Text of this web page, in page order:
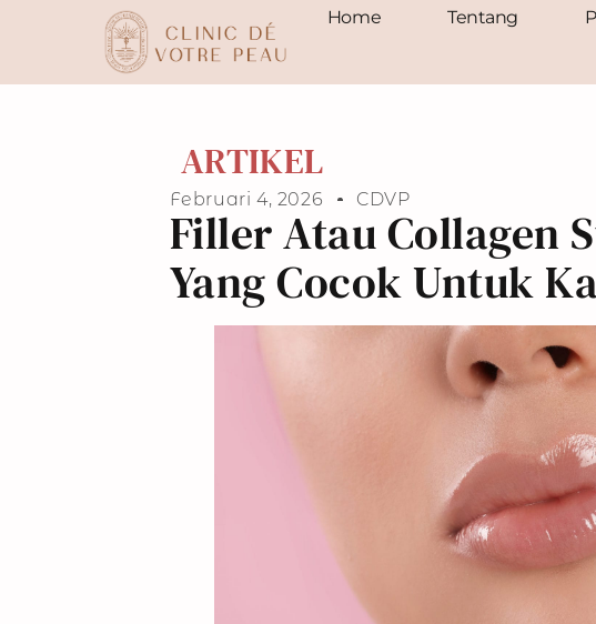
Home Tentang
[transitionslider id="3"]
[transitionslider id="3"]
ARTIKEL
Februari 4, 2026 CDVP
Filler Atau Collagen
Yang Cocok Untuk